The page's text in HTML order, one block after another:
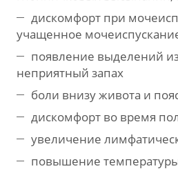
дискомфорт при
учащенное
появление выделений
неприятный запах
боли внизу живота и
дискомфорт во время
увеличение
повышение